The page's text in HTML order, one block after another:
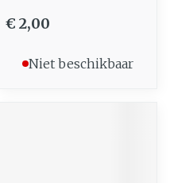
€ 2,00
Niet beschikbaar